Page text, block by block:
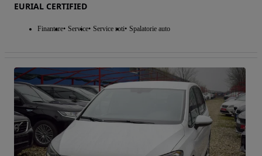
EURIAL CERTIFIED
Finantare Service Service roti Spalatorie auto